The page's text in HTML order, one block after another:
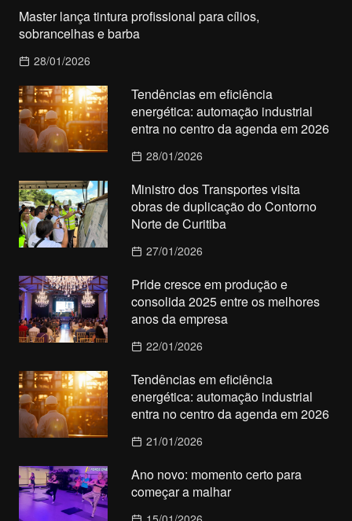
Master lança tintura profissional para cílios,
sobrancelhas e barba
28/01/2026
Tendências em eficiência
energética: automação industrial
entra no centro da agenda em 2026
28/01/2026
Ministro dos Transportes visita
obras de duplicação do Contorno
Norte de Curitiba
27/01/2026
Pride cresce em produção e
consolida 2025 entre os melhores
anos da empresa
22/01/2026
Tendências em eficiência
energética: automação industrial
entra no centro da agenda em 2026
21/01/2026
Ano novo: momento certo para
começar a malhar